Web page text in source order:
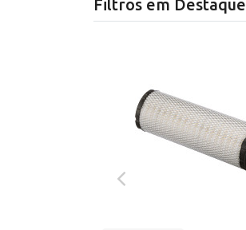
Filtros em Destaque